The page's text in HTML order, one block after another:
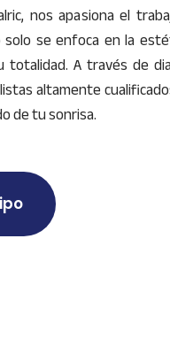
nos apasiona el
se enfoca en la
totalidad. A través de
altamente
de tu sonrisa.